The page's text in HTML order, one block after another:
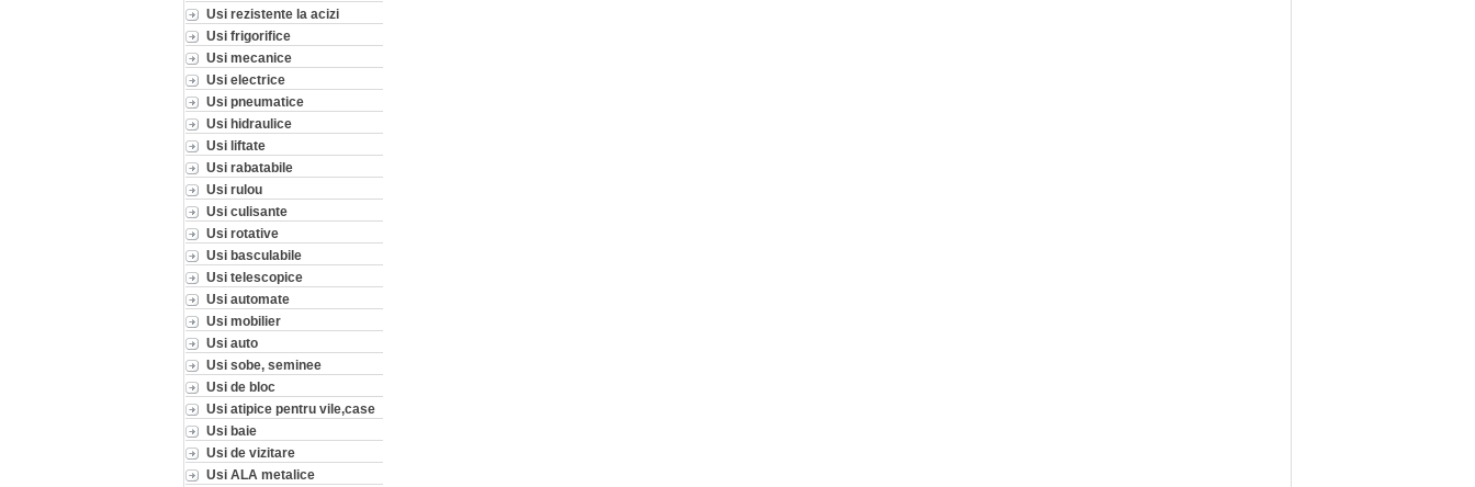
Usi rezistente la acizi
Usi frigorifice
Usi mecanice
Usi electrice
Usi pneumatice
Usi hidraulice
Usi liftate
Usi rabatabile
Usi rulou
Usi culisante
Usi rotative
Usi basculabile
Usi telescopice
Usi automate
Usi mobilier
Usi auto
Usi sobe, seminee
Usi de bloc
Usi atipice pentru vile,case
Usi baie
Usi de vizitare
Usi ALA metalice